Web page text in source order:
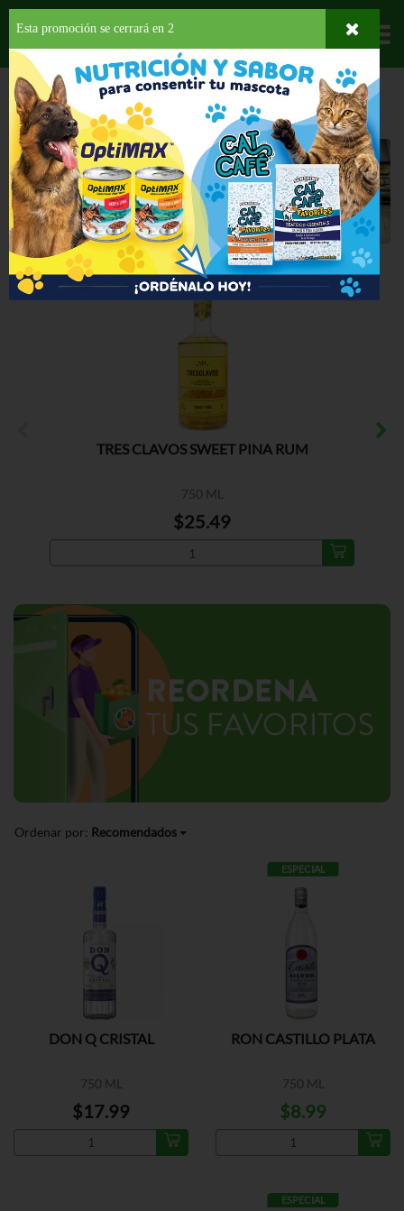
Departamentos
HOME LICORES RON
Ron
Seleccione una categoría
Back
TRES CLAVOS SWEET PINA RUM
750 ML
$25.49
Ordenar por: Recomendados
DON Q CRISTAL
750 ML
$17.99
ESPECIAL
RON CASTILLO PLATA
750 ML
$8.99
ESPECIAL
Esta promoción se cerrará en 2